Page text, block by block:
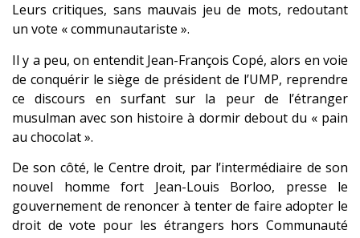
Leurs critiques, sans mauvais jeu de mots, redoutant
un vote « communautariste ».
Il y a peu, on entendit Jean-François Copé, alors en voie
de conquérir le siège de président de l’UMP, reprendre
ce discours en surfant sur la peur de l’étranger
musulman avec son histoire à dormir debout du « pain
au chocolat ».
De son côté, le Centre droit, par l’intermédiaire de son
nouvel homme fort Jean-Louis Borloo, presse le
gouvernement de renoncer à tenter de faire adopter le
droit de vote pour les étrangers hors Communauté